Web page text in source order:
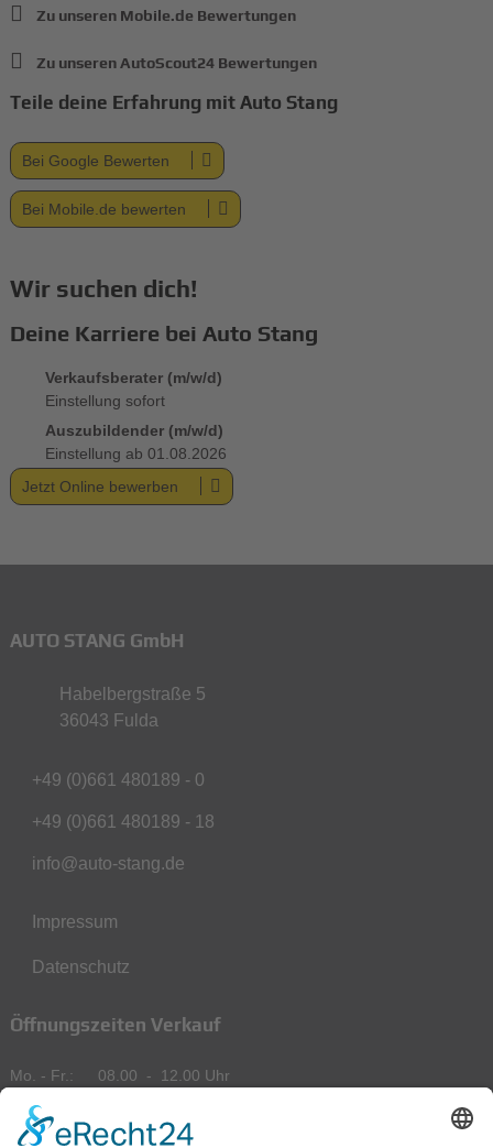
Zu unseren Mobile.de Bewertungen
Zu unseren AutoScout24 Bewertungen
Teile deine Erfahrung mit Auto Stang
Bei Google Bewerten
Bei Mobile.de bewerten
Wir suchen dich!
Deine Karriere bei Auto Stang
Verkaufsberater (m/w/d)
Einstellung sofort
Auszubildender (m/w/d)
Einstellung ab 01.08.2026
Jetzt Online bewerben
AUTO STANG GmbH
Habelbergstraße 5
36043 Fulda
+49 (0)661 480189 - 0
+49 (0)661 480189 - 18
info@auto-stang.de
Impressum
Datenschutz
Öffnungszeiten Verkauf
Mo. - Fr. 08.00 -
12.00 Uhr
Sa.
09.00 - 14.00 Uhr